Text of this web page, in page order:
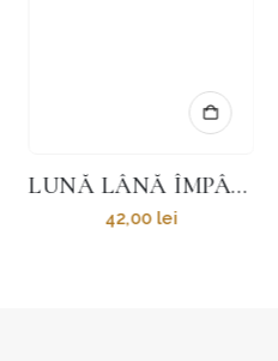
LUNĂ LÂNĂ ÎMPÂSLITĂ
42,00 lei